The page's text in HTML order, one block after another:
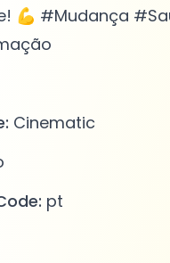
💪 #Mudança
Cinematic
pt